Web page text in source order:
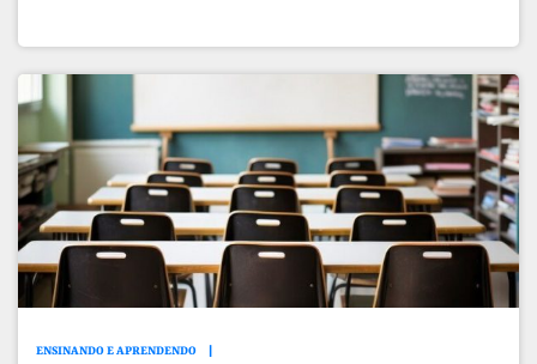
ENSINANDO E APRENDENDO